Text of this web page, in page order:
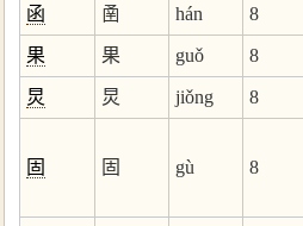
函 圅 hán 8
果 果 guǒ 8
炅 炅 jiǒng 8
固 固 gù 8